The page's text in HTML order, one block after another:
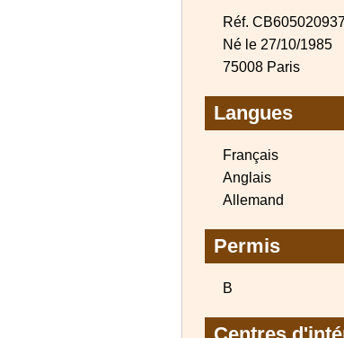
Réf.
Né le 27/10/1985
75008 Paris
Langues
Français
Anglais
Allemand
Permis
B